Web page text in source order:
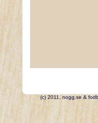
(c) 2011,